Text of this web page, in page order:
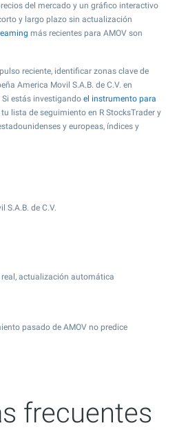
del mercado y un gráfico interactivo
y largo plazo sin actualización
más recientes para AMOV son
reciente, identificar zonas clave de
America Movil S.A.B. de C.V. en
estás investigando el instrumento para
lista de seguimiento en R StocksTrader y
y europeas, índices y
S.A.B. de C.V.
real, actualización automática
pasado de AMOV no predice
frecuentes